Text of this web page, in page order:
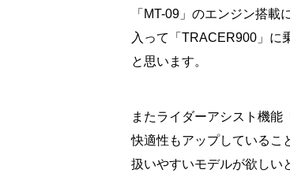
「MT-09」のエンジン搭
入って「TRACER900」に
と思います。
またライダーアシスト機
快適性もアップしているこ
扱いやすいモデルが欲しい